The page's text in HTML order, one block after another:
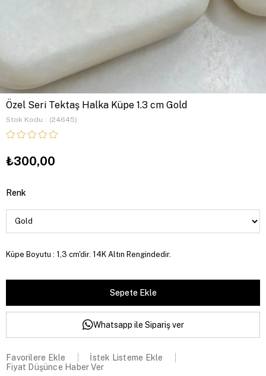
Özel Seri Tektaş Halka Küpe 1.3 cm Gold
Stok Kodu (24645)
₺300,00
Renk
Küpe Boyutu : 1,3 cm'dir. 14K Altın Rengindedir.
Whatsapp ile Sipariş ver
Favorilere Ekle
İstek Listeme Ekle
Fiyat Düşünce Haber Ver